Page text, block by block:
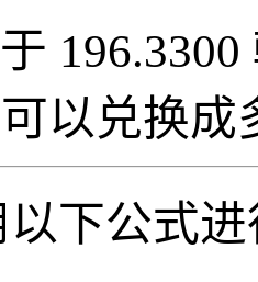
以兑换成
下公式